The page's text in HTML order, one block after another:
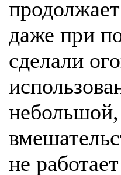
даже при
сделали
не